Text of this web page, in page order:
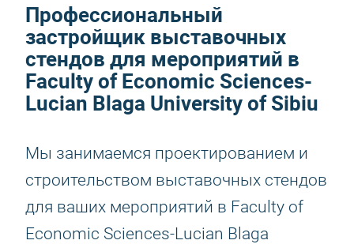
Профессиональный
застройщик выставочных
стендов для мероприятий в
Faculty of Economic Sciences-
Lucian Blaga University of Sibiu
Мы занимаемся проектированием и
строительством выставочных стендов
для ваших мероприятий в Faculty of
Economic Sciences-Lucian Blaga